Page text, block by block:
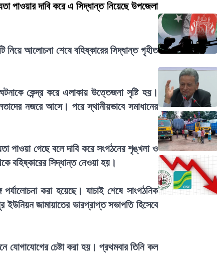
পাওয়ার দাবি করে এ সিদ্ধান্ত নিয়েছে উপজেলা
আলোচনা শেষে বহিষ্কারের সিদ্ধান্ত গৃহীত
কেন্দ্র করে এলাকায় উত্তেজনা সৃষ্টি হয়।
নজরে আসে। পরে স্থানীয়ভাবে সমাধানের
পাওয়া গেছে বলে দাবি করে সংগঠনের শৃঙ্খলা ও
বহিষ্কারের সিদ্ধান্ত নেওয়া হয়।
করা হয়েছে। যাচাই শেষে সাংগঠনিক
জামায়াতের ভারপ্রাপ্ত সভাপতি হিসেবে
চেষ্টা করা হয়। প্রথমবার তিনি কল